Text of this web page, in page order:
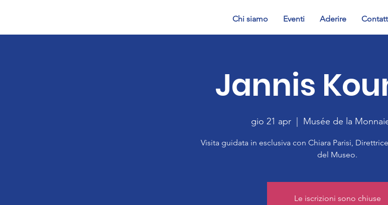
Chi siamo Eventi Aderire
Jannis
gio 21 apr
  |
Musée de la
Visita guidata in esclusiva con Chiara Parisi,
del Museo.
Le iscrizioni sono chiuse